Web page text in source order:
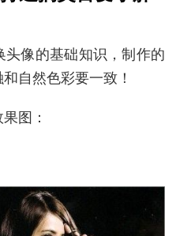
像的基础知识，制作的
自然色彩要一致！
图：